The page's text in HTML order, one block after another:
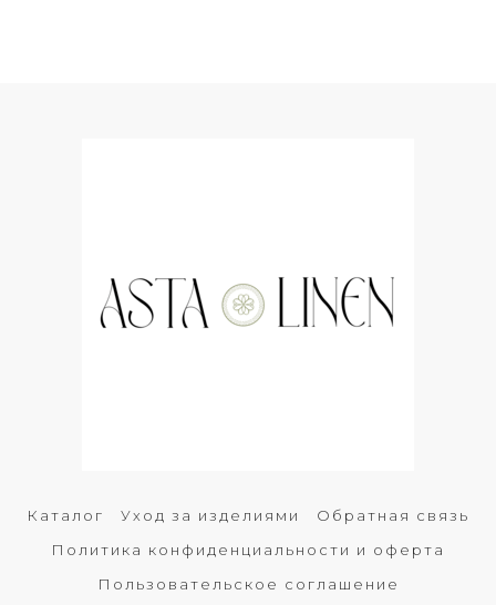
Каталог Уход за изделиями
Обратная связь
Политика конфиденциальности и оферта
Пользовательское соглашение